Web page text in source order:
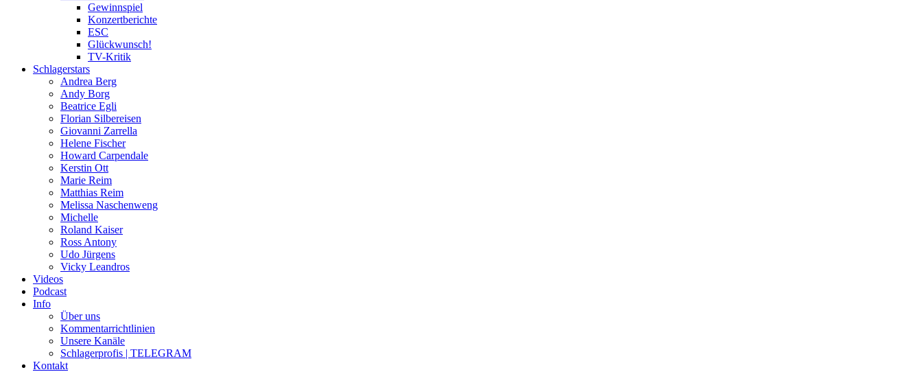
Gewinnspiel
Konzertberichte
ESC
Glückwunsch!
TV-Kritik
Schlagerstars
Andrea Berg
Andy Borg
Beatrice Egli
Florian Silbereisen
Giovanni Zarrella
Helene Fischer
Howard Carpendale
Kerstin Ott
Marie Reim
Matthias Reim
Melissa Naschenweng
Michelle
Roland Kaiser
Ross Antony
Udo Jürgens
Vicky Leandros
Videos
Podcast
Info
Über uns
Kommentarrichtlinien
Unsere Kanäle
Schlagerprofis | TELEGRAM
Kontakt